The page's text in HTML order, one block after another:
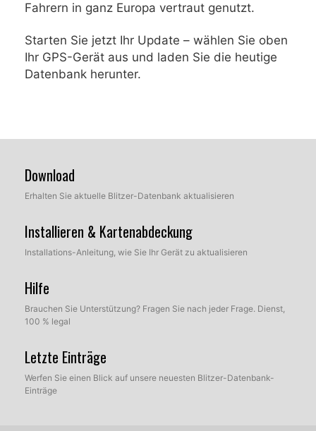
Fahrern in ganz Europa vertraut genutzt.
Starten Sie jetzt Ihr Update – wählen Sie oben
Ihr GPS-Gerät aus und laden Sie die heutige
Datenbank herunter.
Download
Erhalten Sie aktuelle Blitzer-Datenbank aktualisieren
Installieren & Kartenabdeckung
Installations-Anleitung, wie Sie Ihr Gerät zu aktualisieren
Hilfe
Brauchen Sie Unterstützung? Fragen Sie nach jeder Frage. Dienst,
100 % legal
Letzte Einträge
Werfen Sie einen Blick auf unsere neuesten Blitzer-Datenbank-
Einträge